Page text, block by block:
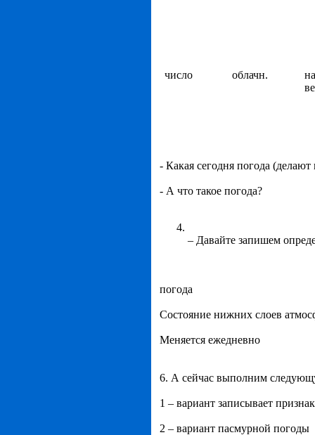
число облачн.
- Какая сегодня погода
- А что такое погода?
– Давайте запишем
погода
Состояние нижних слоев
Меняется ежедневно
6. А сейчас выполним
1 – вариант записывает
2 – вариант пасмурной погоды